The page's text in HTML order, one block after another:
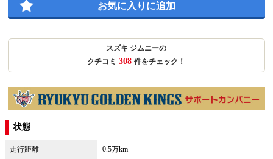
お気に入りに追加
スズキ ジムニーの
クチコミ 308 件をチェック！
状態
走行距離 0.5万km